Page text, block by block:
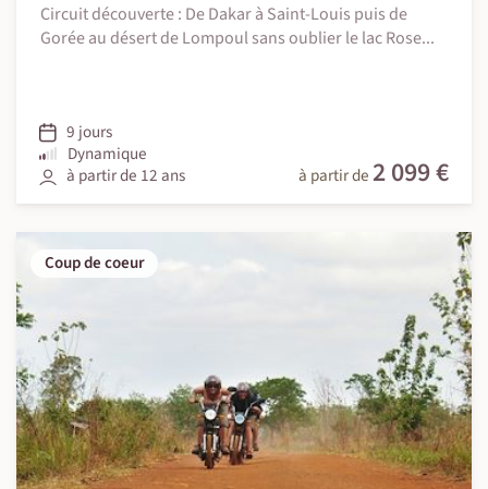
Circuit découverte : De Dakar à Saint-Louis puis de
Gorée au désert de Lompoul sans oublier le lac Rose...
9 jours
Dynamique
à partir de 12 ans
à partir de 2 099 €
Coup de coeur